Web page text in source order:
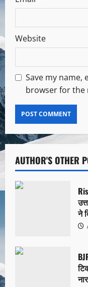
Website
Save my name,
browser for the
AUTHOR'S OTHER
ने